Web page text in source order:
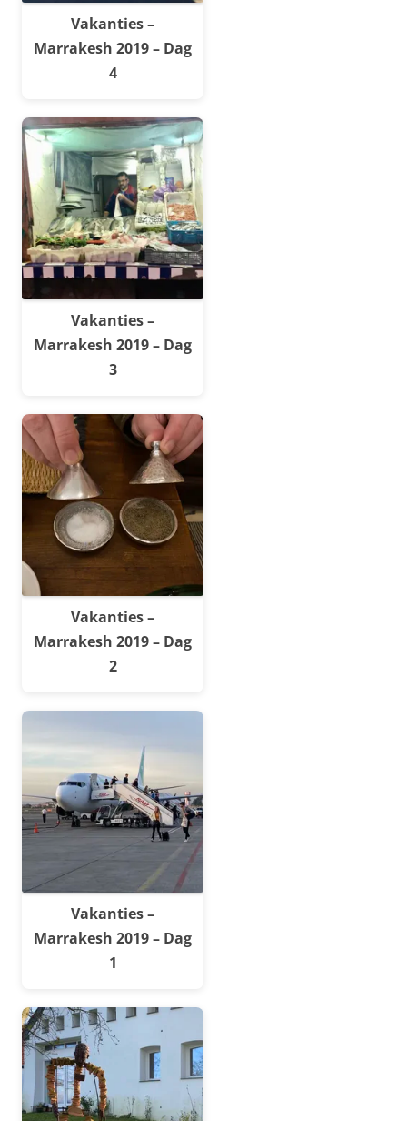
Vakanties –
Marrakesh 2019 – Dag
4
Vakanties –
Marrakesh 2019 – Dag
3
Vakanties –
Marrakesh 2019 – Dag
2
Vakanties –
Marrakesh 2019 – Dag
1